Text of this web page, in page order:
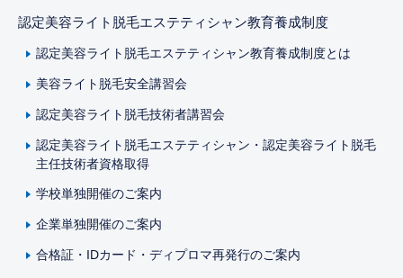
認定美容ライト脱毛エステティシャン教育養成制度
認定美容ライト脱毛エステティシャン教育養成制度とは
美容ライト脱毛安全講習会
認定美容ライト脱毛技術者講習会
認定美容ライト脱毛エステティシャン・認定美容ライト脱毛
主任技術者資格取得
学校単独開催のご案内
企業単独開催のご案内
合格証・IDカード・ディプロマ再発行のご案内